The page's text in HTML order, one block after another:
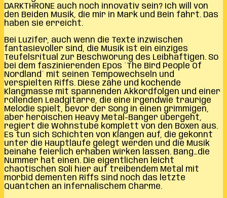
DARKTHRONE auch noch innovativ sein? Ich will von
den Beiden Musik, die mir in Mark und Bein fährt. Das
haben sie erreicht.
Bei Luzifer, auch wenn die Texte inzwischen
fantasievoller sind, die Musik ist ein einziges
Teufelsritual zur Beschwörung des Leibhaftigen. So
bei dem faszinierenden Epos ´The Bird People Of
Nordland´ mit seinen Tempowechseln und
verspielten Riffs. Diese zähe und kochende
Klangmasse mit spannenden Akkordfolgen und einer
rollenden Leadgitarre, die eine irgendwie traurige
Melodie spielt, bevor der Song in einen grimmigen,
aber heroischen Heavy Metal-Banger übergeht,
regiert die Wohnstube komplett von den Boxen aus.
Es tun sich Schichten von Klängen auf, die gekonnt
unter die Hauptläufe gelegt werden und die Musik
beinahe feierlich erhaben wirken lassen. Bang…die
Nummer hat einen. Die eigentlichen leicht
chaotischen Soli hier auf treibendem Metal mit
morbid dementen Riffs sind noch das letzte
Quäntchen an infernalischem Charme.